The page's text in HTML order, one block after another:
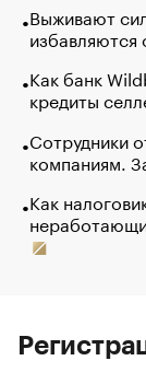
Выживают
избавляются
Как банк
кредиты
Сотрудники
компаниям.
Как